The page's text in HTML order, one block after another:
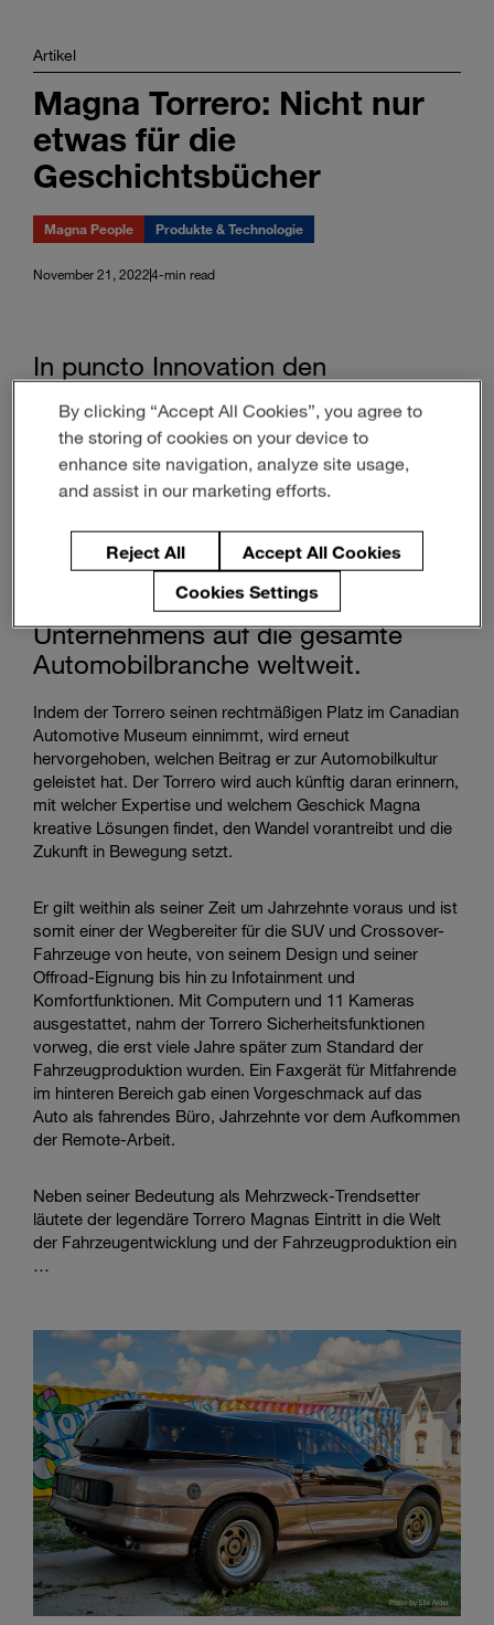
Artikel
Magna Torrero: Nicht nur
etwas für die
Geschichtsbücher
Magna People Produkte & Technologie
November 21, 20224-min read
In puncto Innovation den
seit 65 Jahren ein Markenzeichen
von Magna. Ein Beispiel gefällig?
Das revolutionäre Torrero-
dem Jahr 1989 steht für die
visionäre Perspektive und den
Einfluss des Mobilitätstechnologie-
Unternehmens auf die gesamte
Automobilbranche weltweit.
Indem der Torrero seinen rechtmäßigen Platz im Canadian
Automotive Museum einnimmt, wird erneut
hervorgehoben, welchen Beitrag er zur Automobilkultur
geleistet hat. Der Torrero wird auch künftig daran erinnern,
mit welcher Expertise und welchem Geschick Magna
kreative Lösungen findet, den Wandel vorantreibt und die
Zukunft in Bewegung setzt.
Er gilt weithin als seiner Zeit um Jahrzehnte voraus und ist
somit einer der Wegbereiter für die SUV und Crossover-
Fahrzeuge von heute, von seinem Design und seiner
Offroad-Eignung bis hin zu Infotainment und
Komfortfunktionen. Mit Computern und 11 Kameras
ausgestattet, nahm der Torrero Sicherheitsfunktionen
vorweg, die erst viele Jahre später zum Standard der
Fahrzeugproduktion wurden. Ein Faxgerät für Mitfahrende
im hinteren Bereich gab einen Vorgeschmack auf das
Auto als fahrendes Büro, Jahrzehnte vor dem Aufkommen
der Remote-Arbeit.
Neben seiner Bedeutung als Mehrzweck-Trendsetter
läutete der legendäre Torrero Magnas Eintritt in die Welt
der Fahrzeugentwicklung und der Fahrzeugproduktion ein
…
By clicking “Accept All Cookies”, you agree to
the storing of cookies on your device to
enhance site navigation, analyze site usage,
and assist in our marketing efforts.
Reject All
Accept All Cookies
Cookies Settings